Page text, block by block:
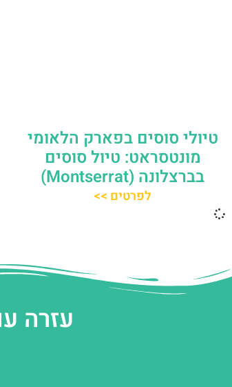
טיולי סוסים בפארק הלאומי
מונטסראט: טיול סוסים
בברצלונה (Montserrat)
לפרטים >>
עזרה